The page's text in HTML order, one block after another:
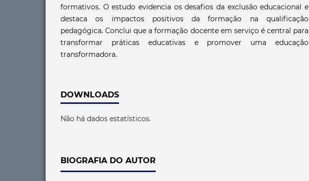
formativos. O estudo evidencia os desafios da exclusão educacional e
destaca os impactos positivos da formação na qualificação
pedagógica. Conclui que a formação docente em serviço é central para
transformar práticas educativas e promover uma educação
transformadora.
DOWNLOADS
Não há dados estatísticos.
BIOGRAFIA DO AUTOR